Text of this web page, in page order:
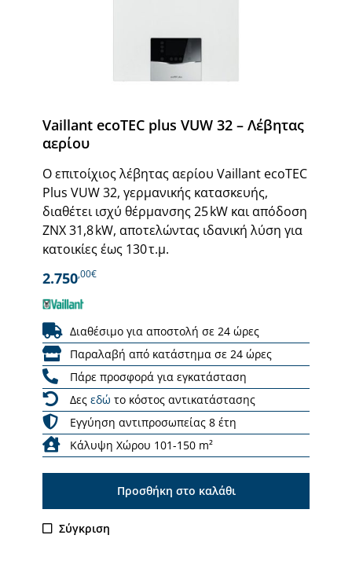
Vaillant ecoTEC plus VUW 32 – Λέβητας
αερίου
Ο επιτοίχιος λέβητας αερίου Vaillant ecoTEC
Plus VUW 32, γερμανικής κατασκευής,
διαθέτει ισχύ θέρμανσης 25 kW και απόδοση
ΖΝΧ 31,8 kW, αποτελώντας ιδανική λύση για
κατοικίες έως 130 τ.μ.
2.750,00€
Διαθέσιμο για αποστολή σε 24 ώρες
Παραλαβή από κατάστημα σε 24 ώρες
Πάρε προσφορά για εγκατάσταση
Δες εδώ το κόστος αντικατάστασης
Εγγύηση αντιπροσωπείας 8 έτη
Κάλυψη Χώρου 101-150 m²
Προσθήκη στο καλάθι
Σύγκριση